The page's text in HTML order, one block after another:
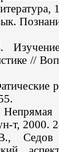
//
т, 2000.